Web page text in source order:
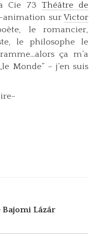
Cie 73 Théâtre de
animation sur Victor
le romancier,
le philosophe le
ça m’a
Monde” – j’en suis
Bajomi Lázár